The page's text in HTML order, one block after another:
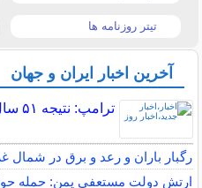
تیتر روزنامه ها
آخرین اخبار ایران و جهان
ترامپ: نتیجه ۵۱ سال رفتار بد؛ ایران هیچ پولی ندارد!
رگبار باران و رعد و برق در شمال